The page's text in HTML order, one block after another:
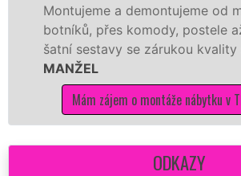
a demontujeme od malých
komody, postele až po velké
se zárukou kvality sítěEXTRA
zájem o montáže nábytku v Tlumačově
ODKAZY